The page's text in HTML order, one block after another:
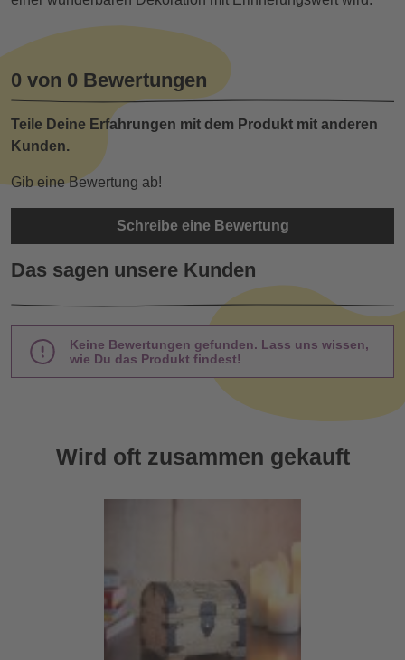
0 von 0 Bewertungen
Teile Deine Erfahrungen mit dem Produkt mit anderen
Kunden.
Gib eine Bewertung ab!
Schreibe eine Bewertung
Das sagen unsere Kunden
Keine Bewertungen gefunden. Lass uns wissen,
wie Du das Produkt findest!
Wird oft zusammen gekauft